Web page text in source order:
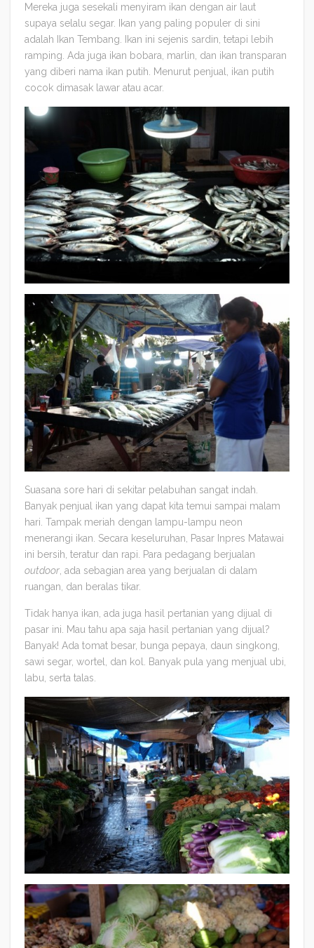
Mereka juga sesekali menyiram ikan dengan air laut
supaya selalu segar. Ikan yang paling populer di sini
adalah Ikan Tembang. Ikan ini sejenis sardin, tetapi lebih
ramping. Ada juga ikan bobara, marlin, dan ikan transparan
yang diberi nama ikan putih. Menurut penjual, ikan putih
cocok dimasak lawar atau acar.
Suasana sore hari di sekitar pelabuhan sangat indah.
Banyak penjual ikan yang dapat kita temui sampai malam
hari. Tampak meriah dengan lampu-lampu neon
menerangi ikan. Secara keseluruhan, Pasar Inpres Matawai
ini bersih, teratur dan rapi. Para pedagang berjualan
outdoor , ada sebagian area yang berjualan di dalam
ruangan, dan beralas tikar.
Tidak hanya ikan, ada juga hasil pertanian yang dijual di
pasar ini. Mau tahu apa saja hasil pertanian yang dijual?
Banyak! Ada tomat besar, bunga pepaya, daun singkong,
sawi segar, wortel, dan kol. Banyak pula yang menjual ubi,
labu, serta talas.